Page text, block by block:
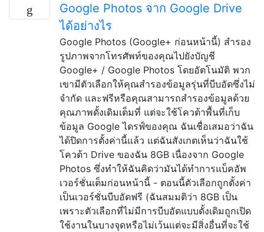
Google Photos จาก Google Drive
ได้อย่างไร
Google Photos (Google+ ก่อนหน้านี้) สำรอง
รูปภาพจากโทรศัพท์ของคุณไปยังบัญชี
Google+ / Google Photos โดยอัตโนมัติ พวก
เขามีตัวเลือกให้คุณสำรองข้อมูลรุ่นที่บีบอัดซึ่งไม่
จำกัด และฟรีหรือคุณสามารถสำรองข้อมูลด้วย
คุณภาพดั้งเดิมเต็มที่ แต่จะใช้โควต้าพื้นที่เก็บ
ข้อมูล Google ไดรฟ์ของคุณ ฉันเชื่อเสมอว่าฉัน
ได้ปิดการตั้งค่านี้แล้ว แต่ฉันสังเกตเห็นว่าฉันใช้
โควต้า Drive ของฉัน 8GB เนื่องจาก Google
Photos ซึ่งทำให้ฉันคิดว่ามันได้ทำการแบ็คอัพ
เวอร์ชั่นเต็มก่อนหน้านี้ - ตอนนี้ตัวเลือกถูกตั้งค่า
เป็นเวอร์ชั่นบีบอัดฟรี (ฉันสมมติว่า 8GB เป็น
เพราะตัวเลือกที่ไม่มีการบีบอัดแบบดั้งเดิมถูกเปิด
ใช้งานในบางจุดหรือไม่เว้นแต่จะมีสิ่งอื่นที่จะใช้